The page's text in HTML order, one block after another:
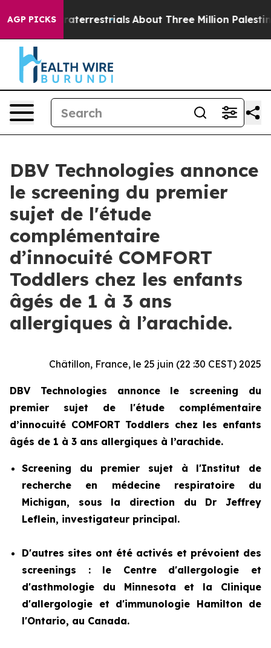
AGP PICKS
Extraterrestrials About Three Million Palestinians in
DBV Technologies annonce
le screening du premier
sujet de l'étude
complémentaire
d’innocuité COMFORT
Toddlers chez les enfants
âgés de 1 à 3 ans
allergiques à l’arachide.
Châtillon, France, le 25 juin (22 :30 CEST) 2025
DBV Technologies annonce le screening du
premier sujet de l'étude complémentaire
d’innocuité COMFORT Toddlers chez les enfants
âgés de 1 à 3 ans allergiques à l’arachide.
Screening du premier sujet à l'Institut de
recherche en médecine respiratoire du
Michigan, sous la direction du Dr Jeffrey
Leflein, investigateur principal.
D'autres sites ont été activés et prévoient des
screenings : le Centre d'allergologie et
d'asthmologie du Minnesota et la Clinique
d'allergologie et d'immunologie Hamilton de
l'Ontario, au Canada.